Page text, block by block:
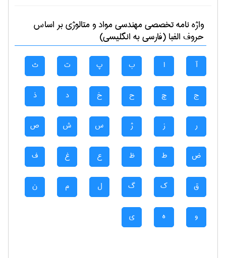
واژه نامه تخصصیمهندسی مواد و متالوژیبر اساس
حروف الفبا (فارسی به انگلیسی)
آ ا ب پ ت ث
ج چ ح خ د ذ
ر ز ژ س ش ص
ض ط ظ ع غ ف
ق ک گ ل م ن
و ه ی